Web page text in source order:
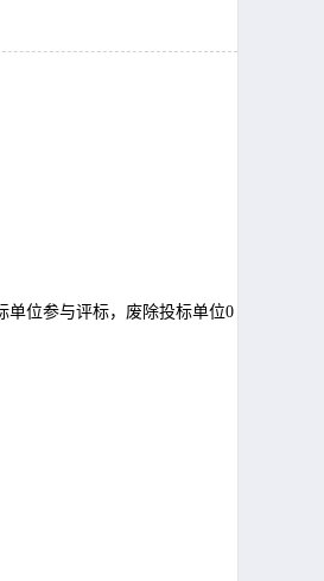
单位参与评标，废除投标单位0